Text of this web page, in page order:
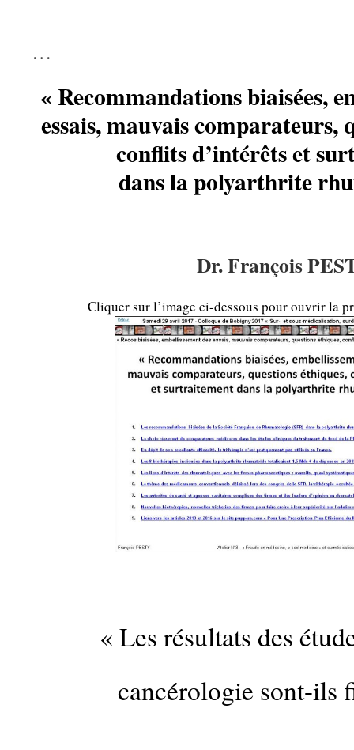
…
« Recommandations biaisées,
essais, mauvais comparateurs,
conflits d’intérêts et
dans la polyarthrite
Dr. François
Cliquer sur l’image ci-dessous pour ouvrir la
« Les résultats des
cancérologie sont-ils